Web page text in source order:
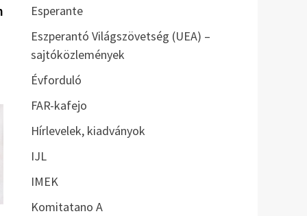
Esperante
Eszperantó Világszövetség (UEA) –
sajtóközlemények
Évforduló
FAR-kafejo
Hírlevelek, kiadványok
IJL
IMEK
Komitatano A